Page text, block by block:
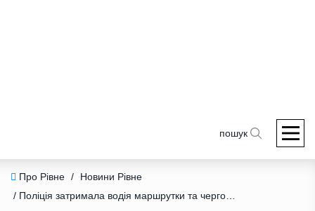
пошук
Про Рівне /
Новини Рівне
/ Поліція затримала водія маршрутки та чергового залізничного переїзду у Квасилові через смерть людей